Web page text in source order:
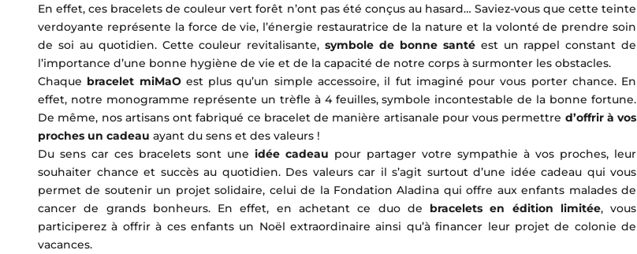
En effet, ces bracelets de couleur vert forêt n’ont pas été conçus au hasard… Saviez-vous que cette teinte
verdoyante représente la force de vie, l’énergie restauratrice de la nature et la volonté de prendre soin
de soi au quotidien. Cette couleur revitalisante,symbole de bonne santéest un rappel constant de
l’importance d’une bonne hygiène de vie et de la capacité de notre corps à surmonter les obstacles.
Chaque bracelet miMaOest plus qu’un simple accessoire, il fut imaginé pour vous porter chance. En
effet, notre monogramme représente un trèfle à 4 feuilles, symbole incontestable de la bonne fortune.
De même, nos artisans ont fabriqué ce bracelet de manière artisanale pour vous permettre d’offrir à vos
proches un cadeau ayant du sens et des valeurs !
Du sens car ces bracelets sont uneidée cadeau pour partager votre sympathie à vos proches, leur
souhaiter chance et succès au quotidien. Des valeurs car il s’agit surtout d’une idée cadeau qui vous
permet de soutenir un projet solidaire, celui de la Fondation Aladina qui offre aux enfants malades de
cancer de grands bonheurs. En effet, en achetant ce duo de bracelets en édition limitée, vous
participerez à offrir à ces enfants un Noël extraordinaire ainsi qu’à financer leur projet de colonie de
vacances.